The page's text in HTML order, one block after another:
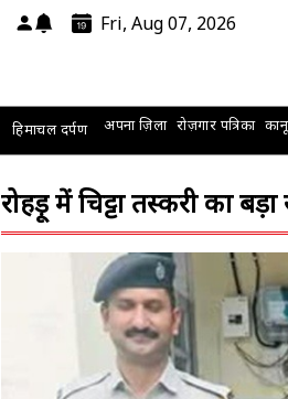
Fri, Aug 07, 2026
हिमाचल दर्पण अपना ज़िला रोज़गार पत्रिका
रोहड़ू में चिट्टा तस्करी का